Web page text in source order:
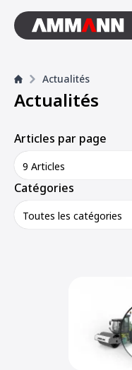
Actualités
Actualités
Articles par page
9 Articles
Catégories
Toutes les catégories